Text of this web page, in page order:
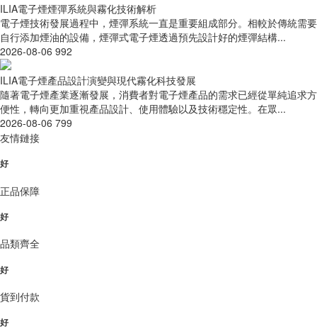
ILIA電子煙煙彈系統與霧化技術解析
電子煙技術發展過程中，煙彈系統一直是重要組成部分。相較於傳統需要
自行添加煙油的設備，煙彈式電子煙透過預先設計好的煙彈結構...
2026-08-06 992
ILIA電子煙產品設計演變與現代霧化科技發展
隨著電子煙產業逐漸發展，消費者對電子煙產品的需求已經從單純追求方
便性，轉向更加重視產品設計、使用體驗以及技術穩定性。在眾...
2026-08-06 799
友情鏈接
好
正品保障
好
品類齊全
好
貨到付款
好